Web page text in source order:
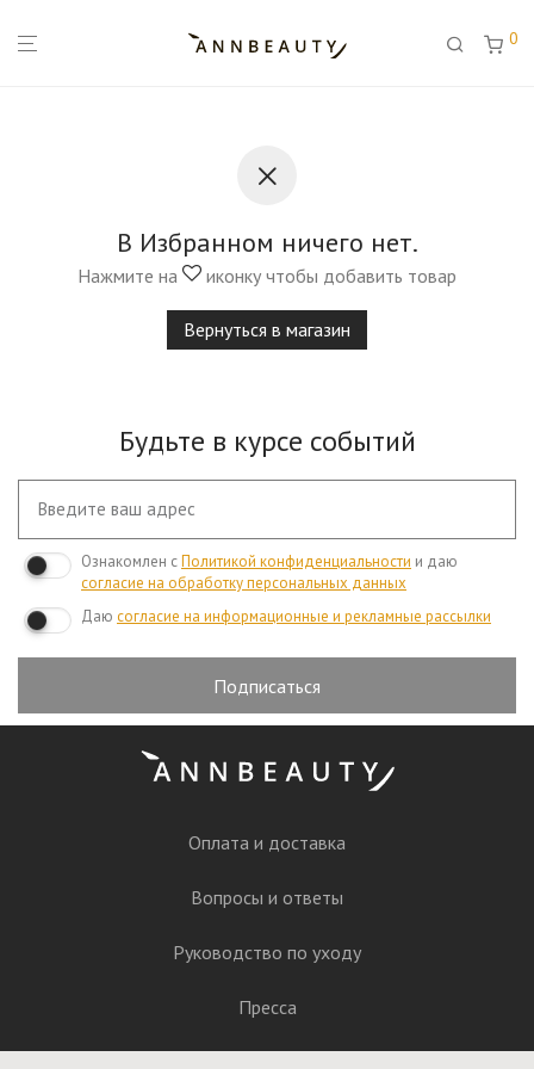
0
В Избранном ничего нет.
Нажмите на иконку чтобы добавить товар
Вернуться в магазин
Будьте в курсе событий
Ознакомлен сПолитикой конфиденциальности и даю
согласие на обработку персональных данных
Даю согласие на информационные и рекламные рассылки
Подписаться
Оплата и доставка
Вопросы и ответы
Руководство по уходу
Пресса